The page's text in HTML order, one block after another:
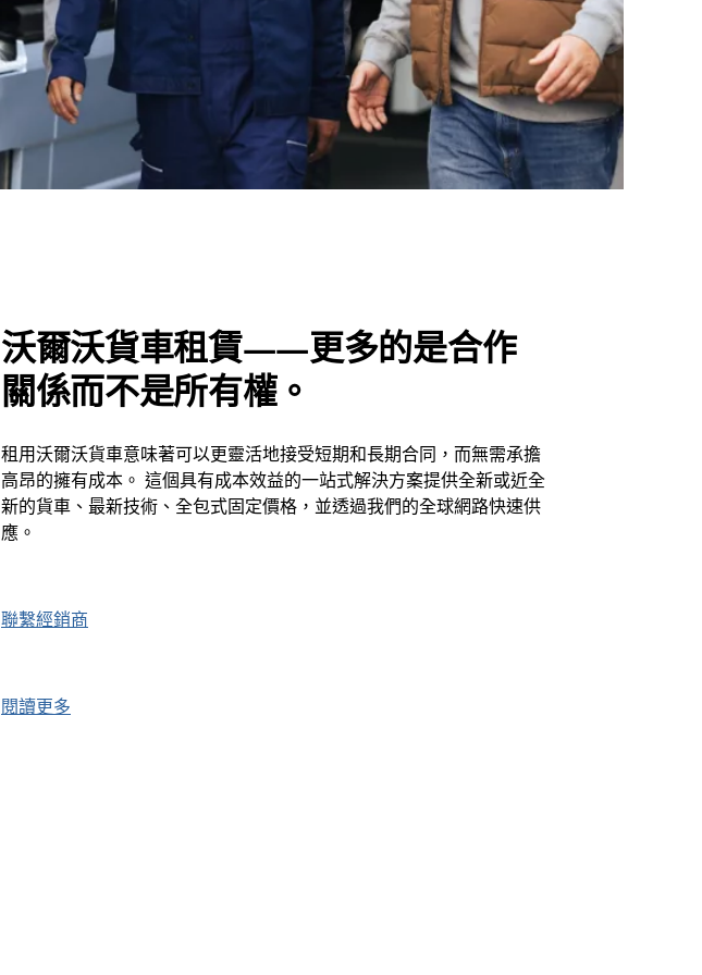
沃爾沃貨車租賃——更多的是合作
關係而不是所有權。
租用沃爾沃貨車意味著可以更靈活地接受短期和長期合同，而無需承擔
高昂的擁有成本。 這個具有成本效益的一站式解決方案提供全新或近全
新的貨車、最新技術、全包式固定價格，並透過我們的全球網路快速供
應。
聯繫經銷商
閱讀更多